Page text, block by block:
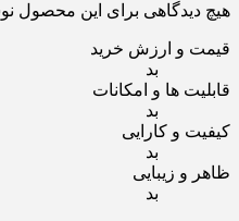
هیچ دیدگاهی برای این محصول
قیمت و ارزش خرید
بد
قابلیت ها و امکانات
بد
کیفیت و کارایی
بد
ظاهر و زیبایی
بد